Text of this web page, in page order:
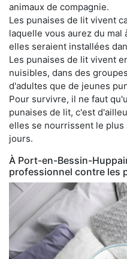
animaux de compagnie.
Les punaises de lit vivent
laquelle vous aurez du mal
elles seraient installées
Les punaises de lit vivent
nuisibles, dans des
d'adultes que de jeunes
Pour survivre, il ne faut
punaises de lit, c'est
elles se nourrissent le
jours.
À Port-en-Bessin-
professionnel contre les